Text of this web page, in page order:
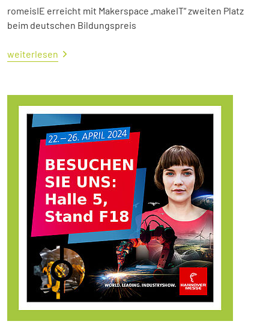
romeisIE erreicht mit Makerspace „makeIT“ zweiten Platz
beim deutschen Bildungspreis
weiterlesen